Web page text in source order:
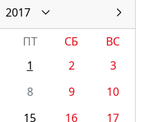
2017
ПТ СБ
ВС
1
2
3
8 9
10
15 16
17